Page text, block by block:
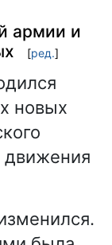
армии и
[ред.]
новых
движения